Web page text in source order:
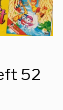
52